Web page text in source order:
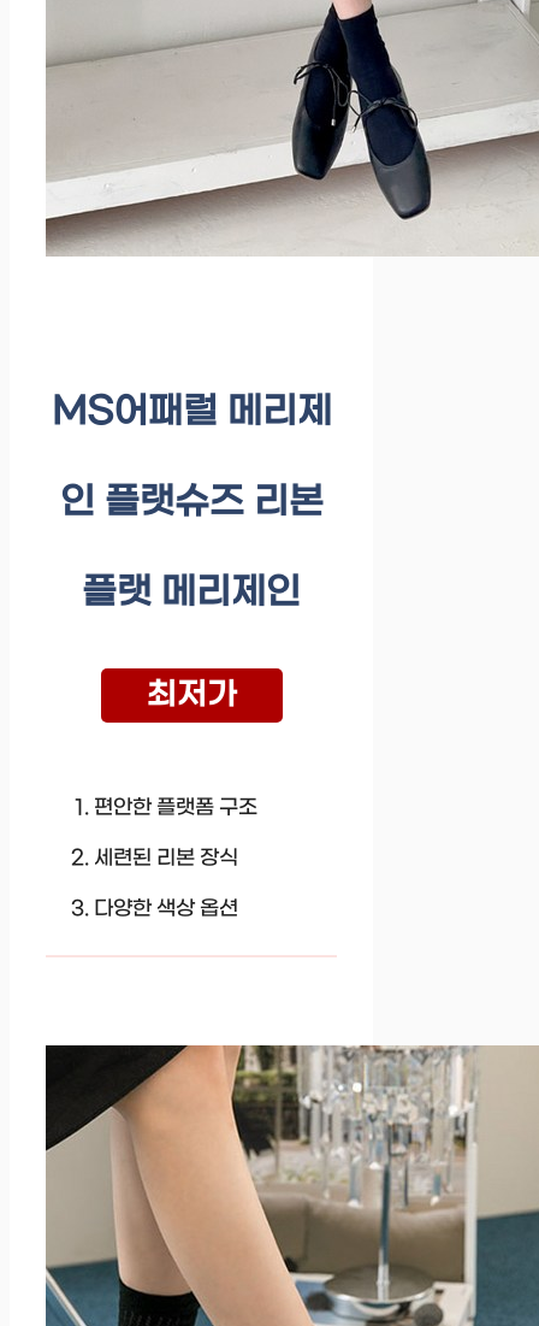
MS어패럴 메리제
인 플랫슈즈 리본
플랫 메리제인
최저가
편안한 플랫폼 구조
세련된 리본 장식
다양한 색상 옵션